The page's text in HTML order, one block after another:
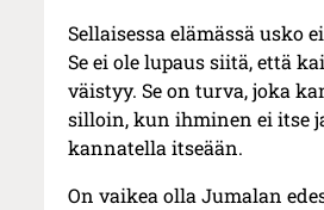
Sellaisessa elämässä usko
Se ei ole lupaus siitä, että
väistyy. Se on turva, joka
silloin, kun ihminen ei itse
kannatella itseään.
On vaikea olla Jumalan